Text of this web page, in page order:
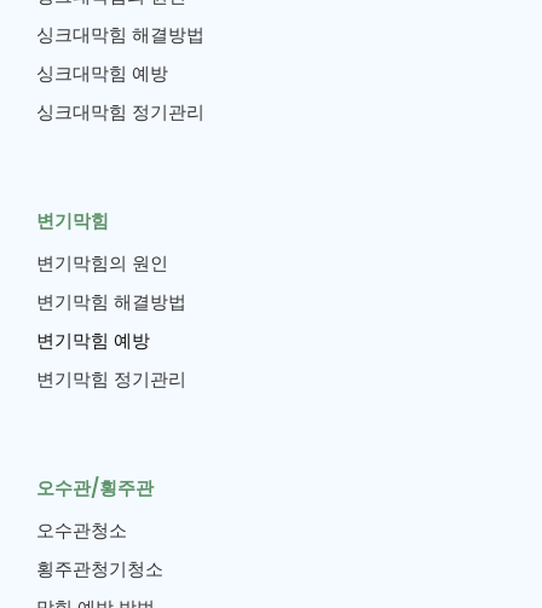
싱크대막힘 해결방법
싱크대막힘 예방
싱크대막힘 정기관리
변기막힘
변기막힘의 원인
변기막힘 해결방법
변기막힘 예방
변기막힘 정기관리
오수관/횡주관
오수관청소
횡주관청기청소